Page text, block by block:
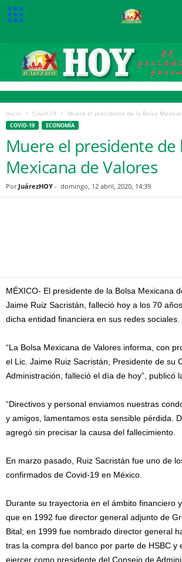
Inicio Covid-19 Muere el presidente de la Bolsa
COVID-19 ECONOMÍA
Muere el presidente de
Mexicana de Valores
Por JuárezHOY - domingo, 12 abril, 2020, 14:39
MÉXICO- El presidente de la Bolsa Mexicana
Jaime Ruiz Sacristán, falleció hoy a los 70
dicha entidad financiera en sus redes sociales.
“La Bolsa Mexicana de Valores informa, con
el Lic. Jaime Ruiz Sacristán, Presidente de su
Administración, falleció el día de hoy”, publicó
“Directivos y personal enviamos nuestras
y amigos, lamentamos esta sensible pérdida.
agregó sin precisar la causa del fallecimiento.
En marzo pasado, Ruiz Sacristán fue uno de
confirmados de Covid-19 en México.
Durante su trayectoria en el ámbito financiero
que en 1992 fue director general adjunto de
Bital; en 1999 fue nombrado director general
tras la compra del banco por parte de HSBC y
ejercer como presidente del Consejo de